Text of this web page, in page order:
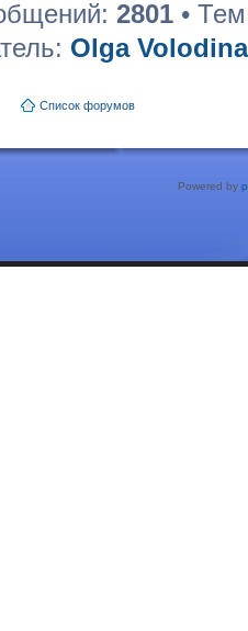
2801 •
Olga Volodina
Список форумов
Powered by